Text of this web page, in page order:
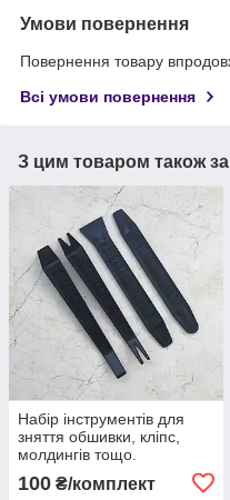
Умови повернення
Повернення товару
Всі умови повернення
З цим товаром також
Набір інструментів для
зняття обшивки, кліпс,
молдингів тощо.
автомобіля з антиковзною
поверхнею, 4 шт
100 ₴/комплект